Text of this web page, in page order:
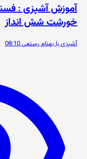
آموزش آشپزی :
خورشت شش انداز
آشپزی با بهنام رستمی08:10